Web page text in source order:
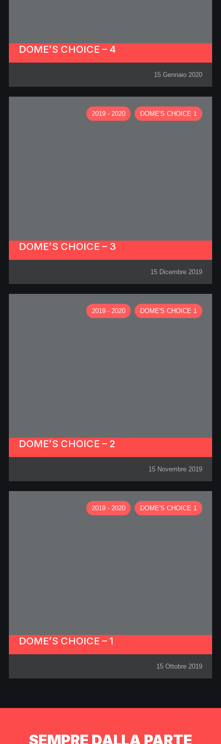
DOME’S CHOICE – 4
15 Gennaio 2020
2019 - 2020 DOME'S CHOICE 1
DOME’S CHOICE – 3
15 Dicembre 2019
2019 - 2020 DOME'S CHOICE 1
DOME’S CHOICE – 2
15 Novembre 2019
2019 - 2020 DOME'S CHOICE 1
DOME’S CHOICE – 1
15 Ottobre 2019
SEMPRE DALLA PARTE